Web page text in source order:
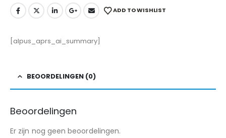
ADD TO WISHLIST
[alpus_aprs_ai_summary]
BEOORDELINGEN (0)
Beoordelingen
Er zijn nog geen beoordelingen.